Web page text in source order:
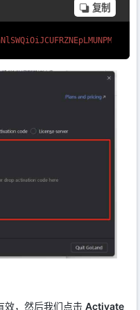
复制
效，然后我们点击 Activate